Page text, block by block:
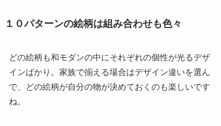
１０パターンの絵柄は組み合わせも色々
どの絵柄も和モダンの中にそれぞれの個性が光るデザ
インばかり。家族で揃える場合はデザイン違いを選ん
で、どの絵柄が自分の物が決めておくのも楽しいです
ね。